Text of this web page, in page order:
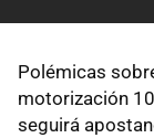
Polémicas
motorización
seguirá